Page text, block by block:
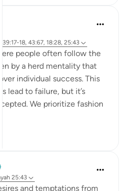
39:17-18, 43:67, 18:28, 25:43
people often follow the
by a herd mentality that
individual success. This
lead to failure, but it’s
We prioritize fashion
25:43
and temptations from